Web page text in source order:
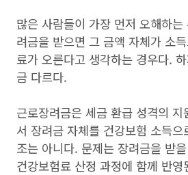
많은 사람들이 가장 먼저 오해하
려금을 받으면 그 금액 자체가 소
료가 오른다고 생각하는 경우다.
금 다르다.
근로장려금은 세금 환급 성격의
서 장려금 자체를 건강보험 소득
조는 아니다. 문제는 장려금을 받
건강보험료 산정 과정에 함께 반영